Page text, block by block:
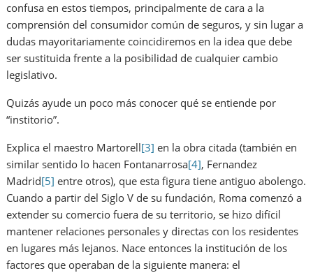
confusa en estos tiempos, principalmente de cara a la
comprensión del consumidor común de seguros, y sin lugar a
dudas mayoritariamente coincidiremos en la idea que debe
ser sustituida frente a la posibilidad de cualquier cambio
legislativo.
Quizás ayude un poco más conocer qué se entiende por
“institorio”.
Explica el maestro Martorell[3] en la obra citada (también en
similar sentido lo hacen Fontanarrosa[4], Fernandez
Madrid[5] entre otros), que esta figura tiene antiguo abolengo.
Cuando a partir del Siglo V de su fundación, Roma comenzó a
extender su comercio fuera de su territorio, se hizo difícil
mantener relaciones personales y directas con los residentes
en lugares más lejanos. Nace entonces la institución de los
factores que operaban de la siguiente manera: el